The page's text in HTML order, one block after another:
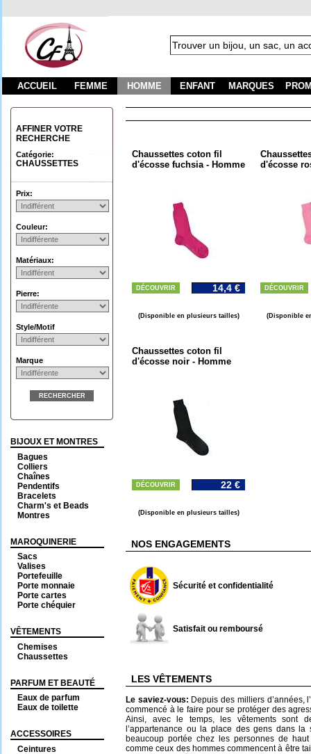
ACCUEIL FEMME HOMME ENFANT MARQUES
AFFINER VOTRE
RECHERCHE
Catégorie:
CHAUSSETTES
Prix:
Couleur:
Matériaux:
Pierre:
Style/Motif
Marque
RECHERCHER
BIJOUX ET MONTRES
Bagues
Colliers
Chaînes
Pendentifs
Bracelets
Charm's et Beads
Montres
MAROQUINERIE
Sacs
Valises
Portefeuille
Porte monnaie
Porte cartes
Porte chéquier
VÊTEMENTS
Chemises
Chaussettes
PARFUM ET BEAUTÉ
Eaux de parfum
Eaux de toilette
ACCESSOIRES
Ceintures
Chaussettes coton fil
d'écosse fuchsia - Homme
DÉCOUVRIR 14,4 €
(Disponible en plusieurs tailles)
d'écosse
DÉCOUVRIR
(Disponible
Chaussettes coton fil
d'écosse noir - Homme
DÉCOUVRIR 22 €
(Disponible en plusieurs tailles)
NOS ENGAGEMENTS
Sécurité et confidentialité
Satisfait ou remboursé
LES VÊTEMENTS
Le saviez-vous: Depuis des milliers d’années,
commencé à le faire pour se protéger des
Ainsi, avec le temps, les vêtements sont
l’appartenance ou la place des gens dans
beaucoup portée chez les personnes de
comme ceux des hommes commencent à être